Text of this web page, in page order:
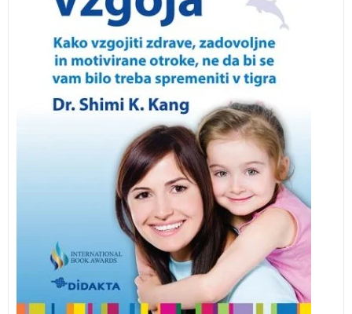
notranjo motivacijo v resnici zavirajo.